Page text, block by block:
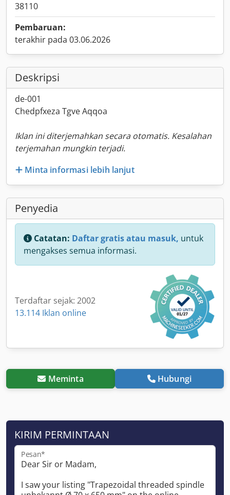
38110
Pembaruan:
terakhir pada 03.06.2026
Deskripsi
de-001
Chedpfxeza Tgve Aqqoa
Iklan ini diterjemahkan secara otomatis. Kesalahan
terjemahan mungkin terjadi.
Minta informasi lebih lanjut
Penyedia
Catatan: Daftar gratis atau masuk, untuk
mengakses semua informasi.
Terdaftar sejak: 2002
13.114 Iklan online
Meminta Hubungi
KIRIM PERMINTAAN
Pesan*